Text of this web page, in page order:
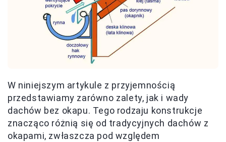
W niniejszym artykule z przyjemnością
przedstawiamy zarówno zalety, jak i wady
dachów bez okapu. Tego rodzaju konstrukcje
znacząco różnią się od tradycyjnych dachów z
okapami, zwłaszcza pod względem